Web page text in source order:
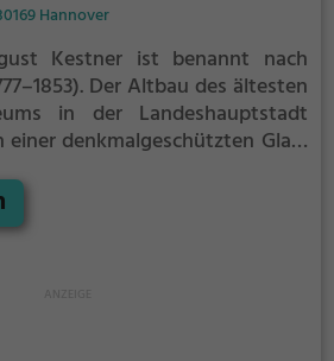
Hannover
Kestner ist benannt nach
Der Altbau des ältesten
in der Landeshauptstadt
denkmalgeschützten Glas-
des Treppenhauses und der
die gesamte Eingangsfassade